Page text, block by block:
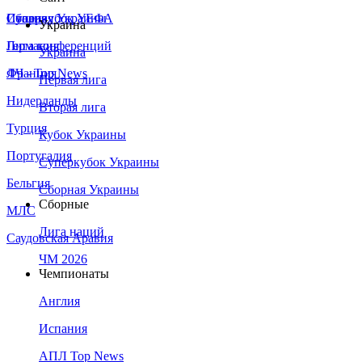
Сборная Украины
Италия
Германия
Франция
Нидерланды
Турция
Португалия
Бельгия
МЛС
Саудовская Аравия
Суперкубок УЕФА
Лига конференций
ЛЧ - Top News
Украина
Украина
Первая лига
Вторая лига
Кубок Украины
Суперкубок Украины
Сборная Украины
Сборные
Лига наций
ЧМ 2026
Чемпионаты
Англия
Испания
АПЛ Top News